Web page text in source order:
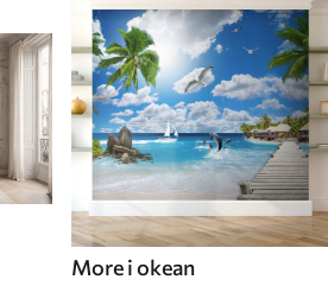
More i okean